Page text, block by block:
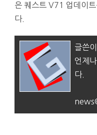
은 퀘스트 V71 업데이
다.
글쓴
언제
다.